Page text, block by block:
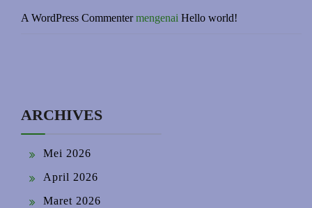
A WordPress Commentermengenai Hello world!
ARCHIVES
Mei 2026
April 2026
Maret 2026